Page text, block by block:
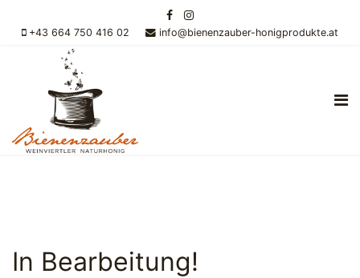
+43 664 750 416 02 info@bienenzauber-honigprodukte.at
In Bearbeitung!